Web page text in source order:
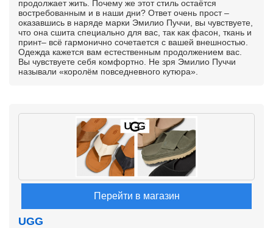
продолжает жить. Почему же этот стиль остаётся
востребованным и в наши дни? Ответ очень прост –
оказавшись в наряде марки Эмилио Пуччи, вы чувствуете,
что она сшита специально для вас, так как фасон, ткань и
принт– всё гармонично сочетается с вашей внешностью.
Одежда кажется вам естественным продолжением вас.
Вы чувствуете себя комфортно. Не зря Эмилио Пуччи
называли «королём повседневного кутюра».
Перейти в магазин
UGG